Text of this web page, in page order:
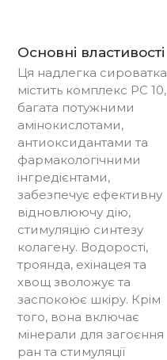
Основні властивості
Ця надлегка сироватка
містить комплекс PC 10,
багата потужними
амінокислотами,
антиоксидантами та
фармакологічними
інгредієнтами,
забезпечує ефективну
відновлюючу дію,
стимуляцію синтезу
колагену. Водорості,
троянда, ехінацея та
хвощ зволожує та
заспокоює шкіру. Крім
того, вона включає
мінерали для загоєння
ран та стимуляції